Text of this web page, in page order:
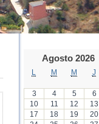
Agosto 2026
M M J
3
4 5 6
10
11 12 13
17
18 19 20